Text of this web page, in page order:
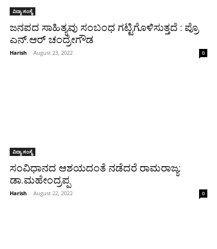
ವಿದ್ಯಾ ಸಂಸ್ಥೆ
ಜನಪದ ಸಾಹಿತ್ಯವು ಸಂಬಂಧ ಗಟ್ಟಿಗೊಳಿಸುತ್ತದೆ : ಪ್ರೊ
ಎನ್.ಆರ್ ಚಂದ್ರೇಗೌಡ
Harish - August 23, 2022 0
ವಿದ್ಯಾ ಸಂಸ್ಥೆ
ಸಂವಿಧಾನದ ಆಶಯದಂತೆ ನಡೆದರೆ ರಾಮರಾಜ್ಯ:
ಡಾ.ಮಹೇಂದ್ರಪ್ಪ
Harish - August 22, 2022 0